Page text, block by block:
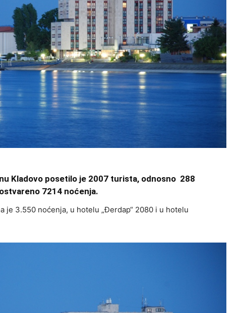
Kladovo posetilo je 2007 turista, odnosno 288
7214 noćenja.
je 3.550 noćenja, u hotelu „Đerdap“ 2080 i u hotelu